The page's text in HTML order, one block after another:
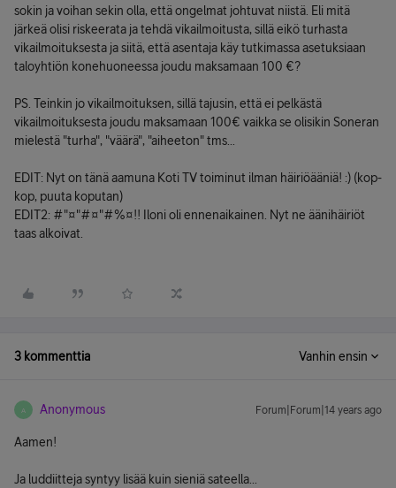
sokin ja voihan sekin olla, että ongelmat johtuvat niistä. Eli mitä
järkeä olisi riskeerata ja tehdä vikailmoitusta, sillä eikö turhasta
vikailmoituksesta ja siitä, että asentaja käy tutkimassa asetuksiaan
taloyhtiön konehuoneessa joudu maksamaan 100 €?
PS. Teinkin jo vikailmoituksen, sillä tajusin, että ei pelkästä
vikailmoituksesta joudu maksamaan 100€ vaikka se olisikin Soneran
mielestä "turha", "väärä", "aiheeton" tms...
EDIT: Nyt on tänä aamuna Koti TV toiminut ilman häiriöääniä! :) (kop-
kop, puuta koputan)
EDIT2: #"¤"#¤"#%¤!! Iloni oli ennenaikainen. Nyt ne äänihäiriöt
taas alkoivat.
3 kommenttia Vanhin ensin
A Anonymous Forum|Forum|14 years ago
Aamen!
Ja luddiitteja syntyy lisää kuin sieniä sateella...